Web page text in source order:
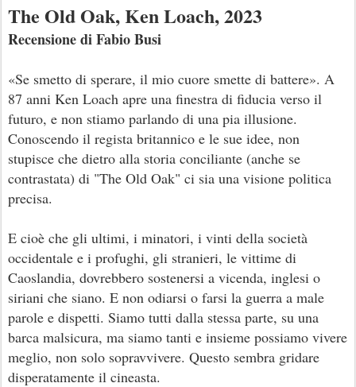
The Old Oak, Ken Loach, 2023
Recensione di Fabio Busi
«Se smetto di sperare, il mio cuore smette di battere». A
87 anni Ken Loach apre una finestra di fiducia verso il
futuro, e non stiamo parlando di una pia illusione.
Conoscendo il regista britannico e le sue idee, non
stupisce che dietro alla storia conciliante (anche se
contrastata) di "The Old Oak" ci sia una visione politica
precisa.
E cioè che gli ultimi, i minatori, i vinti della società
occidentale e i profughi, gli stranieri, le vittime di
Caoslandia, dovrebbero sostenersi a vicenda, inglesi o
siriani che siano. E non odiarsi o farsi la guerra a male
parole e dispetti. Siamo tutti dalla stessa parte, su una
barca malsicura, ma siamo tanti e insieme possiamo vivere
meglio, non solo sopravvivere. Questo sembra gridare
disperatamente il cineasta.